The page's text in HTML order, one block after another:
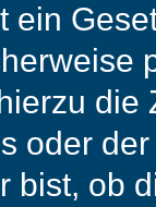
ein
die
oder
bist, ob